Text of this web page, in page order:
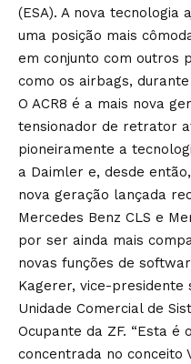
(ESA). A nova tecnologia
uma posição mais
em conjunto com outros
como os airbags,
O ACR8 é a mais nova
tensionador de retrator
pioneiramente a
a Daimler e, desde
nova geração lançada
Mercedes Benz CLS e
por ser ainda mais
novas funções de
Kagerer, vice-presidente
Unidade Comercial de
Ocupante da ZF. “Esta é
concentrada no conceito